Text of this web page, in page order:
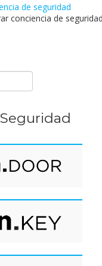
de seguridad
conciencia de